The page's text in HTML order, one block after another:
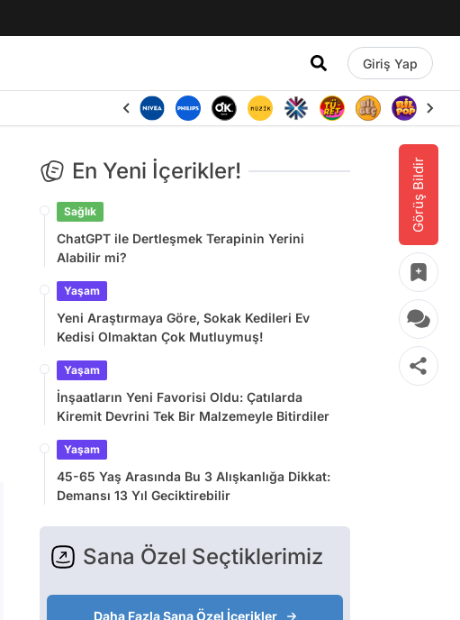
Giriş Yap
Görüş Bildir
En Yeni İçerikler!
Sağlık
ChatGPT ile Dertleşmek Terapinin Yerini
Alabilir mi?
Yaşam
Yeni Araştırmaya Göre, Sokak Kedileri Ev
Kedisi Olmaktan Çok Mutluymuş!
Yaşam
İnşaatların Yeni Favorisi Oldu: Çatılarda
Kiremit Devrini Tek Bir Malzemeyle Bitirdiler
Yaşam
45-65 Yaş Arasında Bu 3 Alışkanlığa Dikkat:
Demansı 13 Yıl Geciktirebilir
Sana Özel Seçtiklerimiz
Daha Fazla Sana Özel İçerikler